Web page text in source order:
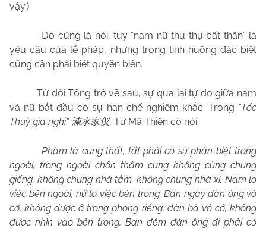
vậy.)
Đó cũng là nói, tuy “nam nữ thụ thụ bất thân” là
yêu cầu của lễ pháp, nhưng trong tình huống đặc biệt
cũng cần phải biết quyền biến.
Từ đời Tống trở về sau, sự qua lại tự do giữa nam
và nữ bắt đầu có sự hạn chế nghiêm khắc. Trong “Tốc
Thuỷ gia nghi” 涑水家仪, Tư Mã Thiên có nói:
Phàm là cung thất, tất phải có sự phân biệt trong
ngoài, trong ngoài chốn thâm cung không cùng chung
giếng, không chung nhà tắm, không chung nhà xí. Nam lo
việc bên ngoài, nữ lo việc bên trong. Ban ngày đàn ông vô
cớ, không được ở trong phòng riêng, đàn bà vô cớ, không
được nhìn vào bên trong, Ban đêm đàn ông đi phải có